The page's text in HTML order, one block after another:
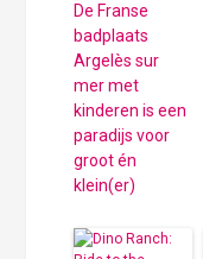
De Franse
badplaats
Argelès sur
mer met
kinderen is een
paradijs voor
groot én
klein(er)